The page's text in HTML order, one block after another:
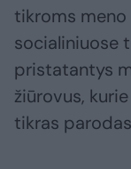
tikroms meno
socialiniuose
pristatantys
žiūrovus,
tikras